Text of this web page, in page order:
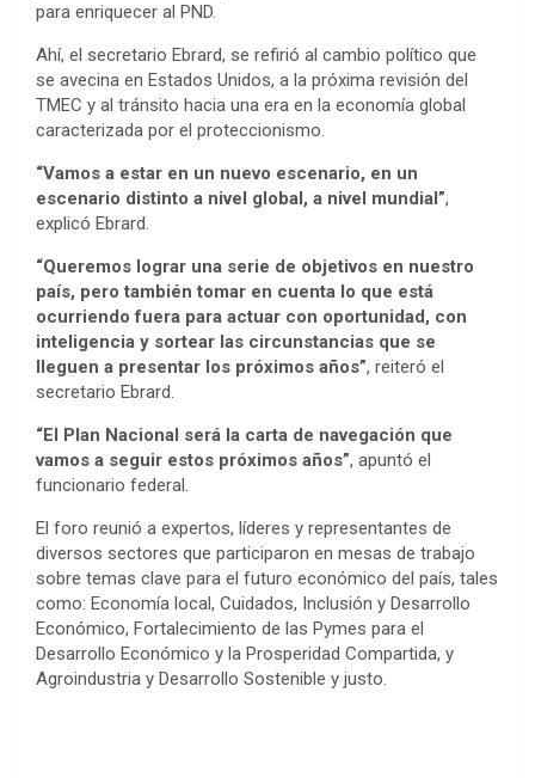
para enriquecer al PND.
Ahí, el secretario Ebrard, se refirió al cambio político que
se avecina en Estados Unidos, a la próxima revisión del
TMEC y al tránsito hacia una era en la economía global
caracterizada por el proteccionismo.
“Vamos a estar en un nuevo escenario, en un
escenario distinto a nivel global, a nivel mundial”,
explicó Ebrard.
“Queremos lograr una serie de objetivos en nuestro
país, pero también tomar en cuenta lo que está
ocurriendo fuera para actuar con oportunidad, con
inteligencia y sortear las circunstancias que se
lleguen a presentar los próximos años”, reiteró el
secretario Ebrard.
“El Plan Nacional será la carta de navegación que
vamos a seguir estos próximos años”, apuntó el
funcionario federal.
El foro reunió a expertos, líderes y representantes de
diversos sectores que participaron en mesas de trabajo
sobre temas clave para el futuro económico del país, tales
como: Economía local, Cuidados, Inclusión y Desarrollo
Económico, Fortalecimiento de las Pymes para el
Desarrollo Económico y la Prosperidad Compartida, y
Agroindustria y Desarrollo Sostenible y justo.